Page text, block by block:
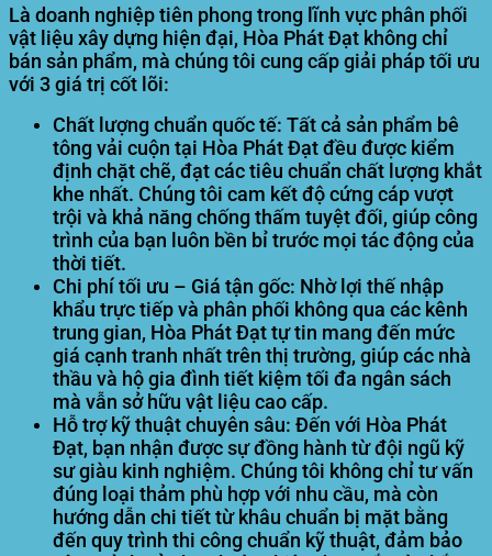
Là doanh nghiệp tiên phong trong lĩnh vực phân phối
vật liệu xây dựng hiện đại, Hòa Phát Đạt không chỉ
bán sản phẩm, mà chúng tôi cung cấp giải pháp tối ưu
với 3 giá trị cốt lõi:
Chất lượng chuẩn quốc tế: Tất cả sản phẩm bê
tông vải cuộn tại Hòa Phát Đạt đều được kiểm
định chặt chẽ, đạt các tiêu chuẩn chất lượng khắt
khe nhất. Chúng tôi cam kết độ cứng cáp vượt
trội và khả năng chống thấm tuyệt đối, giúp công
trình của bạn luôn bền bỉ trước mọi tác động của
thời tiết.
Chi phí tối ưu – Giá tận gốc: Nhờ lợi thế nhập
khẩu trực tiếp và phân phối không qua các kênh
trung gian, Hòa Phát Đạt tự tin mang đến mức
giá cạnh tranh nhất trên thị trường, giúp các nhà
thầu và hộ gia đình tiết kiệm tối đa ngân sách
mà vẫn sở hữu vật liệu cao cấp.
Hỗ trợ kỹ thuật chuyên sâu: Đến với Hòa Phát
Đạt, bạn nhận được sự đồng hành từ đội ngũ kỹ
sư giàu kinh nghiệm. Chúng tôi không chỉ tư vấn
đúng loại thảm phù hợp với nhu cầu, mà còn
hướng dẫn chi tiết từ khâu chuẩn bị mặt bằng
đến quy trình thi công chuẩn kỹ thuật, đảm bảo